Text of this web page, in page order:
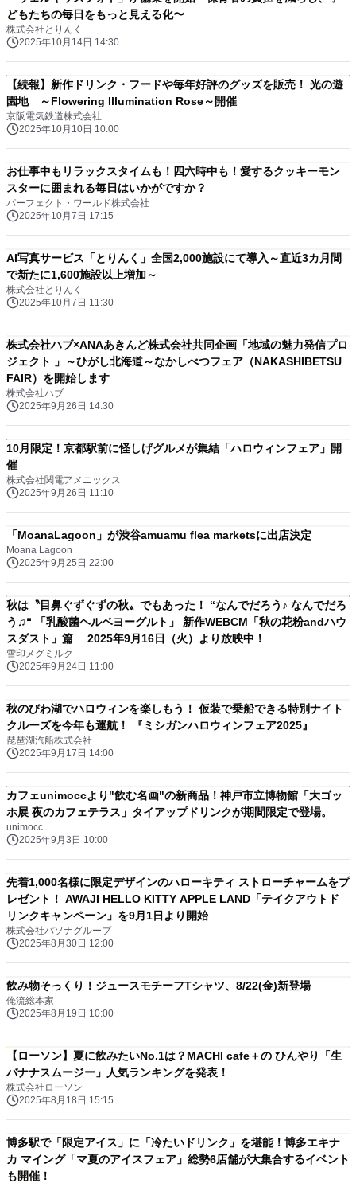
どもたちの毎日をもっと見える化〜
株式会社とりんく
2025年10月14日 14:30
【続報】新作ドリンク・フードや毎年好評のグッズを販売！ 光の遊
園地 ～Flowering Illumination Rose～開催
京阪電気鉄道株式会社
2025年10月10日 10:00
お仕事中もリラックスタイムも！四六時中も！愛するクッキーモン
スターに囲まれる毎日はいかがですか？
パーフェクト・ワールド株式会社
2025年10月7日 17:15
AI写真サービス「とりんく」全国2,000施設にて導入～直近3カ月間
で新たに1,600施設以上増加～
株式会社とりんく
2025年10月7日 11:30
株式会社ハブ×ANAあきんど株式会社共同企画「地域の魅力発信プロ
ジェクト 」～ひがし北海道～なかしべつフェア（NAKASHIBETSU
FAIR）を開始します
株式会社ハブ
2025年9月26日 14:30
10月限定！京都駅前に怪しげグルメが集結「ハロウィンフェア」開
催
株式会社関電アメニックス
2025年9月26日 11:10
「MoanaLagoon」が渋谷amuamu flea marketsに出店決定
Moana Lagoon
2025年9月25日 22:00
秋は〝目鼻ぐずぐずの秋〟でもあった！ “なんでだろう♪ なんでだろ
う♫“ 「乳酸菌ヘルベヨーグルト」 新作WEBCM「秋の花粉andハウ
スダスト」篇 2025年9月16日（火）より放映中！
雪印メグミルク
2025年9月24日 11:00
秋のびわ湖でハロウィンを楽しもう！ 仮装で乗船できる特別ナイト
クルーズを今年も運航！ 『ミシガンハロウィンフェア2025』
琵琶湖汽船株式会社
2025年9月17日 14:00
カフェunimoccより"飲む名画"の新商品！神戸市立博物館「大ゴッ
ホ展 夜のカフェテラス」タイアップドリンクが期間限定で登場。
unimocc
2025年9月3日 10:00
先着1,000名様に限定デザインのハローキティ ストローチャームをプ
レゼント！ AWAJI HELLO KITTY APPLE LAND「テイクアウトド
リンクキャンペーン」を9月1日より開始
株式会社パソナグループ
2025年8月30日 12:00
飲み物そっくり！ジュースモチーフTシャツ、8/22(金)新登場
俺流総本家
2025年8月19日 10:00
【ローソン】夏に飲みたいNo.1は？MACHI cafe＋の ひんやり「生
バナナスムージー」人気ランキングを発表！
株式会社ローソン
2025年8月18日 15:15
博多駅で「限定アイス」に「冷たいドリンク」を堪能！博多エキナ
カ マイング「マ夏のアイスフェア」総勢6店舗が大集合するイベント
も開催！